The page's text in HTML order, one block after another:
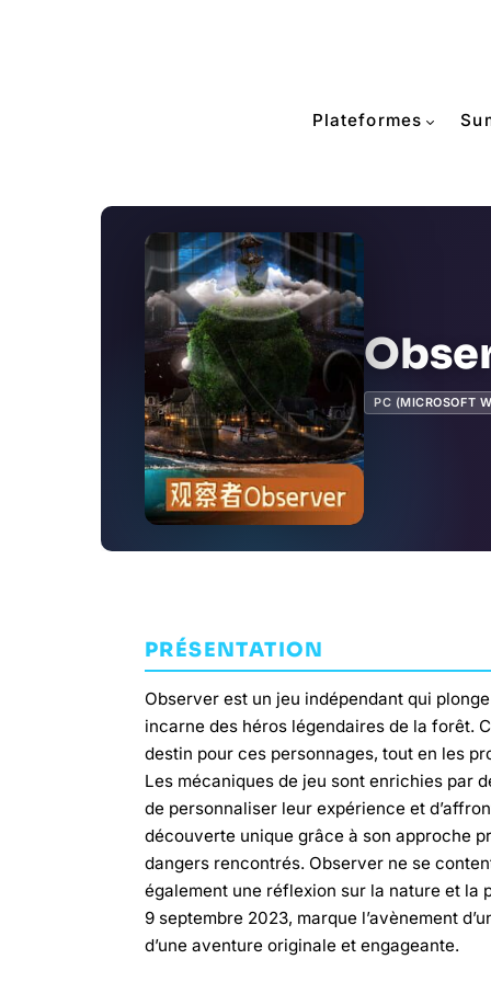
Plateformes
PC (MICROSOFT
PRÉSENTATION
Observer est un jeu indépendant qui
incarne des héros légendaires de la forêt.
destin pour ces personnages, tout en les
Les mécaniques de jeu sont enrichies par
de personnaliser leur expérience et
découverte unique grâce à son approche
dangers rencontrés. Observer ne se
également une réflexion sur la nature et la
9 septembre 2023, marque l’avènement
d’une aventure originale et engageante.